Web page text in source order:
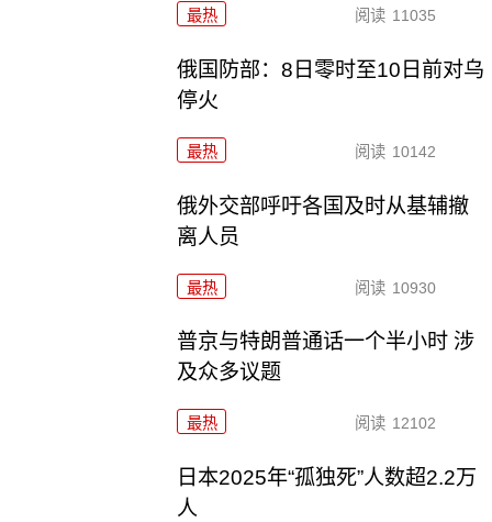
最热 阅读 11035
俄国防部：8日零时至10日前对乌
停火
最热 阅读 10142
俄外交部呼吁各国及时从基辅撤
离人员
最热 阅读 10930
普京与特朗普通话一个半小时 涉
及众多议题
最热 阅读 12102
日本2025年“孤独死”人数超2.2万
人